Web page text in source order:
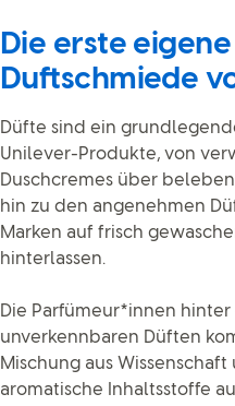
Die erste eigene
Duftschmiede
Düfte sind ein
Unilever-Produkte, von
Duschcremes über
hin zu den angenehmen
Marken auf frisch
hinterlassen.
Die Parfümeur*innen hinter
unverkennbaren Düften
Mischung aus
aromatische Inhaltsstoffe